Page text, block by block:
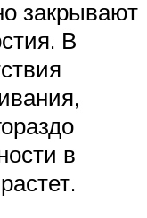
закрывают
В
в